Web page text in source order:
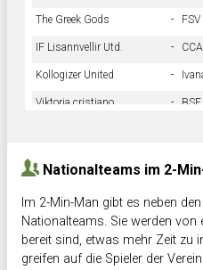
The Greek Gods -
IF Lisannvellir Utd. -
Kollogizer United -
Viktoria cristiano -
Nationalteams im 2-
Im 2-Min-Man gibt es neben
Nationalteams. Sie werden von
bereit sind, etwas mehr Zeit zu
greifen auf die Spieler der